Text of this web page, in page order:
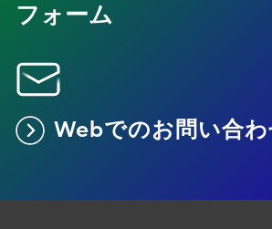
フォーム
Webでのお問い合わ